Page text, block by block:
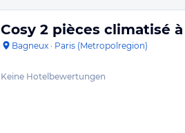
Cosy 2 pièces climatisé
Bagneux · Paris (Metropolregion)
Keine Hotelbewertungen